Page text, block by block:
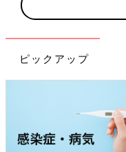
ピックアップ